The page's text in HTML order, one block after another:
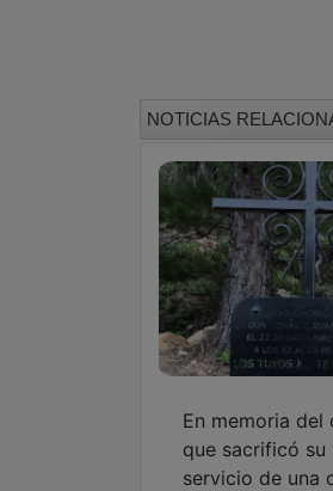
NOTICIAS
En memoria del
que sacrificó su
servicio de una